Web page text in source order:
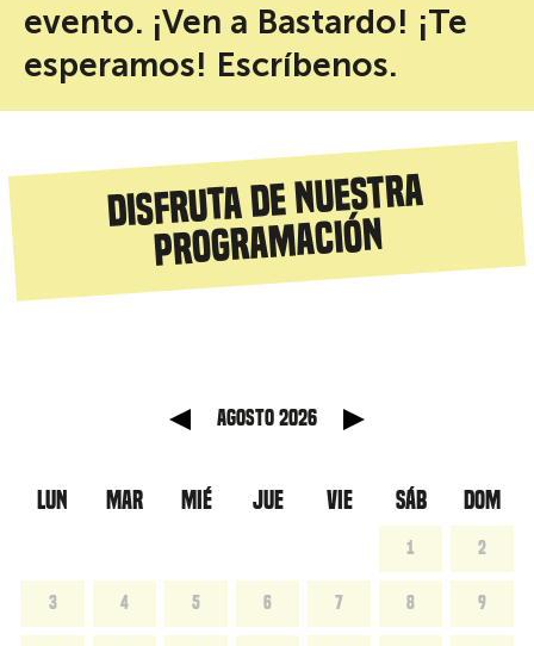
evento. ¡Ven a Bastardo! ¡Te
esperamos! Escríbenos.
Disfruta de nuestra
programación
agosto 2026
LUN MAR MIÉ JUE VIE SÁB DOM
1 2
3 4 5 6 7 8 9